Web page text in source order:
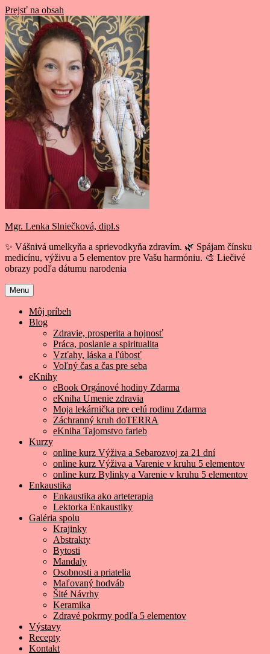
Prejsť na obsah
Mgr. Lenka Slniečková, dipl.s
✨ Vášnivá umelkyňa a sprievodkyňa zdravím. 🌿 Spájam čínsku
medicínu, výživu a 5 elementov pre Vašu harmóniu. 🎨 Liečivé
obrazy podľa dátumu narodenia
Menu
Môj príbeh
Blog
Zdravie, prosperita a hojnosť
Práca, poslanie a spiritualita
Vzťahy, láska a ľúbosť
Voľný čas a čas pre seba
eKnihy
eBook Orgánové hodiny Zdarma
eKniha Umenie zdravia
Moja lekárnička pre celú rodinu Zdarma
Záchranný kruh doTERRA
eKniha Tajomstvo farieb
Kurzy
online kurz Výživa a Sebarozvoj za 21 dní
online kurz Výživa a Varenie v kruhu 5 elementov
online kurz Bylinky a Varenie v kruhu 5 elementov
Enkaustika
Enkaustika ako arteterapia
Lektorka Enkaustiky
Galéria spolu
Krajinky
Abstrakty
Bytosti
Mandaly
Osobnosti a priatelia
Maľovaný hodváb
Šité Návrhy
Keramika
Zdravé pokrmy podľa 5 elementov
Výstavy
Recepty
Kontakt